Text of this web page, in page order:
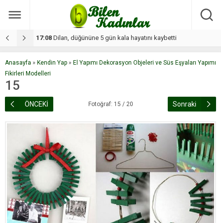
17:08 Dilan, düğününe 5 gün kala hayatını kaybetti
Anasayfa » Kendin Yap » El Yapımı Dekorasyon Objeleri ve Süs Eşyaları Yapımı
Fikirleri Modelleri
15
ÖNCEKİ Fotoğraf: 15 / 20 Sonraki